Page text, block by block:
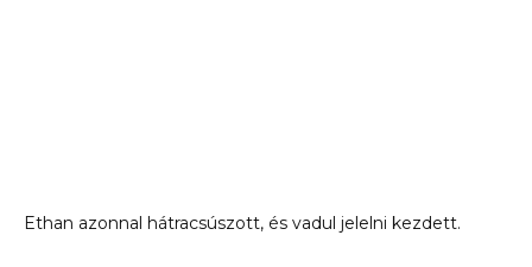
Ethan azonnal hátracsúszott, és vadul jelelni kezdett.